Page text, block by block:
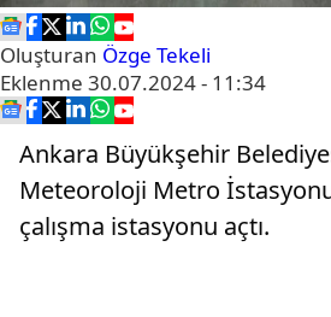
Oluşturan Özge Tekeli
Eklenme 30.07.2024 - 11:34
Ankara Büyükşehir
Meteoroloji Metro
çalışma istasyonu açtı.